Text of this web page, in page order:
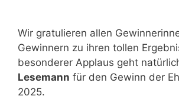
Wir gratulieren allen
Gewinnern zu ihren tollen
besonderer Applaus geht
Lesemann für den Gewinn der
2025.